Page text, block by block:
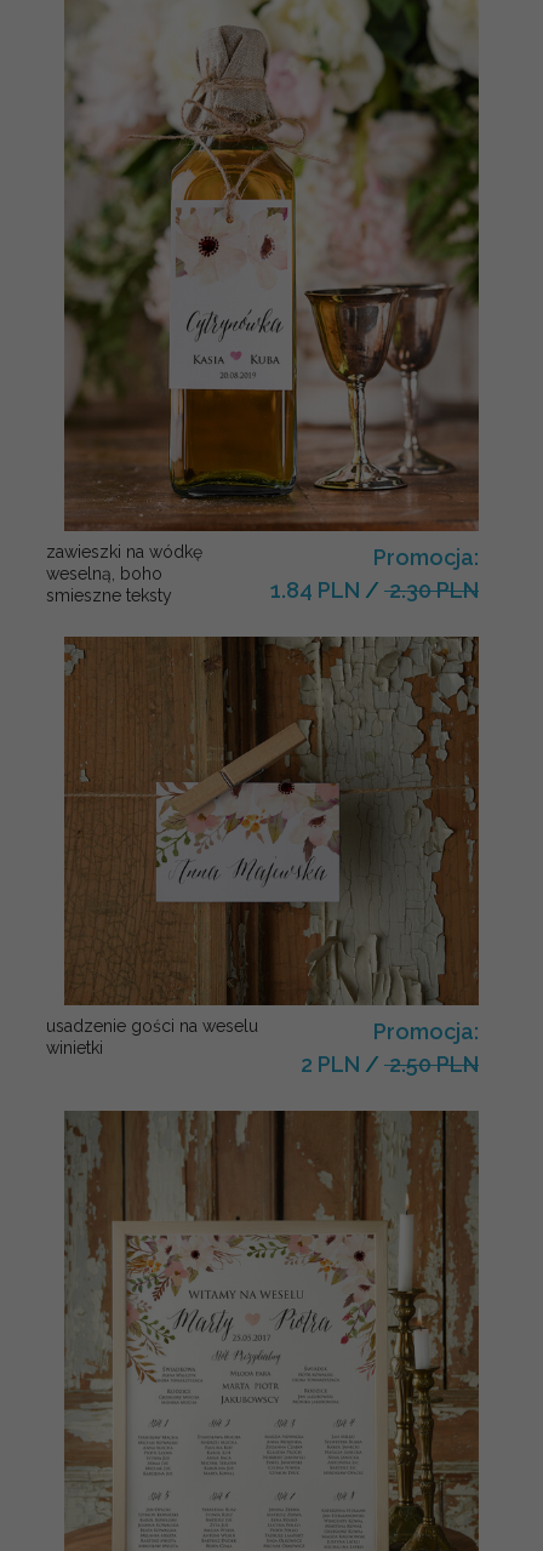
zawieszki na wódkę
weselną, boho
smieszne teksty
Promocja:
1.84 PLN / 2.30 PLN
usadzenie gości na weselu
winietki
Promocja:
2 PLN / 2.50 PLN